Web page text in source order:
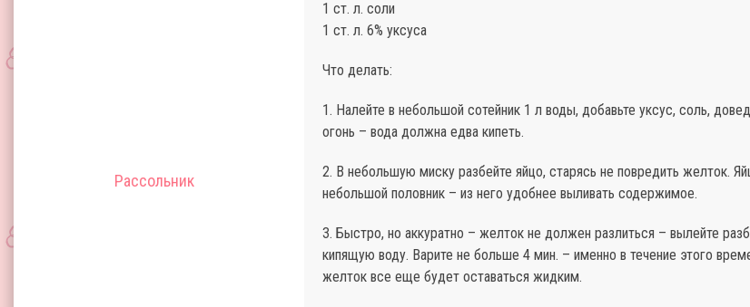
Рассольник
1 ст. л. соли
1 ст. л. 6% уксуса
Что делать:
1. Налейте в небольшой сотейник 1 л воды, добавьте уксус, соль,
огонь – вода должна едва кипеть.
2. В небольшую миску разбейте яйцо, старясь не повредить желток.
небольшой половник – из него удобнее выливать содержимое.
3. Быстро, но аккуратно – желток не должен разлиться – вылейте
кипящую воду. Варите не больше 4 мин. – именно в течение этого
желток все еще будет оставаться жидким.